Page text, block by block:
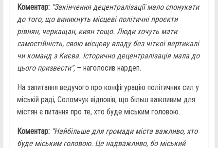
Коментар: “Закінчення децентралізації мало спонукати
до того, що виникнуть місцеві політичні проєкти
рівнян, черкащан, киян тощо. Люди хочуть мати
самостійність, свою місцеву владу без чіткої вертикалі
чи команд з Києва. Історично децентралізація мала до
цього призвести”,– наголосив нардеп.
На запитання ведучого про конфігурацію політичних сил у
міській раді, Соломчук відповів, що більш важливим для
містян є питання про те, хто буде міським головою.
Коментар: “Найбільше для громади міста важливо, хто
буде міським головою. Це надважливо, бо міський